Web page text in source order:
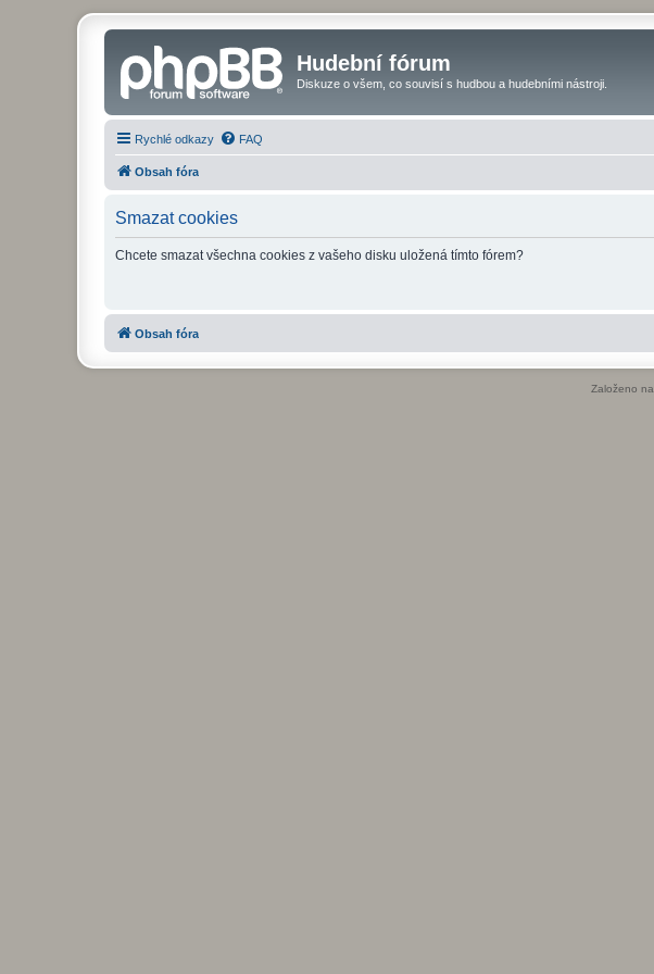
Hudební fórum
Diskuze o všem, co souvisí s hudbou a hudebními nástroji.
Rychlé odkazy FAQ
Obsah fóra
Smazat cookies
Chcete smazat všechna cookies z vašeho disku uložená tímto fórem?
Obsah fóra
Založeno na